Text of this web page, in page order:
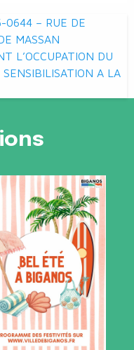
0644 – RUE DE
MASSAN
L’OCCUPATION DU
A LA